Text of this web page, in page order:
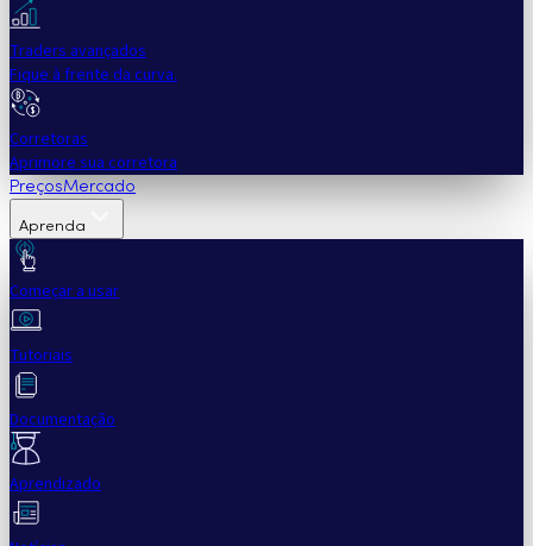
Traders avançados
Fique à frente da curva.
Corretoras
Aprimore sua corretora
PreçosMercado
Aprenda
Começar a usar
Tutoriais
Documentação
Aprendizado